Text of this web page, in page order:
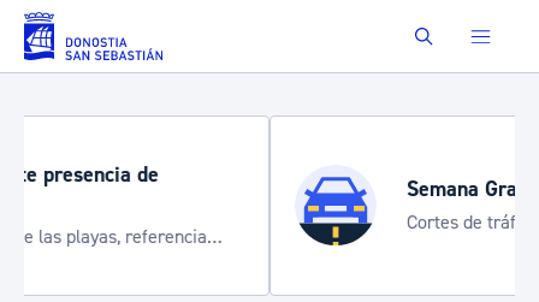
Saltar al contenido principal Buscar
Semana Grande 2026
Cortes de tráfico y servicios especiales
de transporte